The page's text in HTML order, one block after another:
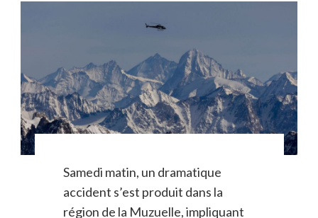
Samedi matin, un dramatique
accident s’est produit dans la
région de la Muzuelle, impliquant